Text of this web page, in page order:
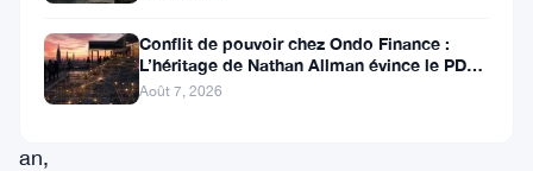
moins
an,
Conflit de pouvoir chez Ondo Finance :
L’héritage de Nathan Allman évince le PDG
Ian De Bode le 24 juillet
Août 7, 2026